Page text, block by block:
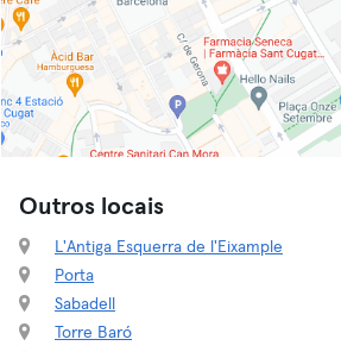
Outros locais
L'Antiga Esquerra de l'Eixample
Porta
Sabadell
Torre Baró